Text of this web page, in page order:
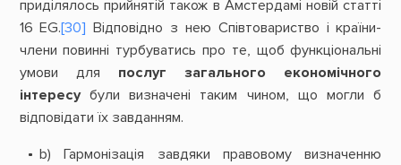
приділялось прийнятій також в Амстердамі новій статті
16 EG.[30] Відповідно з нею Співтовариство і країни-
члени повинні турбуватись про те, щоб функціональні
умови для послуг загального економічного
інтересубули визначені таким чином, що могли б
відповідати їх завданням.
b) Гармонізація завдяки правовому визначенню